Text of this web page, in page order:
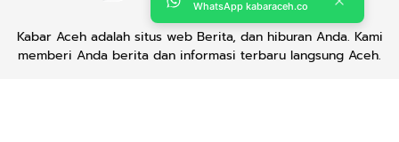
Kabar Aceh adalah situs web Berita, dan hiburan Anda. Kami
memberi Anda berita dan informasi terbaru langsung Aceh.
WhatsApp kabaraceh.co